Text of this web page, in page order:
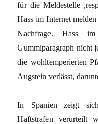
für die Meldestelle
Hass im Internet
Nachfrage. Hass
Gummiparagraph nicht
die wohltemperierten
Augstein verlässt,
In Spanien zeigt
Haftstrafen verurteilt